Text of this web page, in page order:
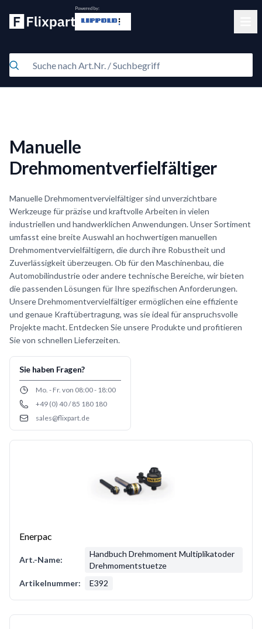
Powered by:
Manuelle
Drehmomentverfielfältiger
Manuelle Drehmomentvervielfältiger sind unverzichtbare
Werkzeuge für präzise und kraftvolle Arbeiten in vielen
industriellen und handwerklichen Anwendungen. Unser Sortiment
umfasst eine breite Auswahl an hochwertigen manuellen
Drehmomentvervielfältigern, die durch ihre Robustheit und
Zuverlässigkeit überzeugen. Ob für den Maschinenbau, die
Automobilindustrie oder andere technische Bereiche, wir bieten
die passenden Lösungen für Ihre spezifischen Anforderungen.
Unsere Drehmomentvervielfältiger ermöglichen eine effiziente
und genaue Kraftübertragung, was sie ideal für anspruchsvolle
Projekte macht. Entdecken Sie unsere Produkte und profitieren
Sie von schnellen Lieferzeiten.
Sie haben Fragen?
Opening hours
Mo. - Fr. von 08:00 - 18:00
Phone number
+49 (0) 40 / 85 180 180
Emailsales@flixpart.de
Enerpac
Art.-Name:
Handbuch Drehmoment Multiplikatoder
Drehmomentstuetze
Artikelnummer:
E392